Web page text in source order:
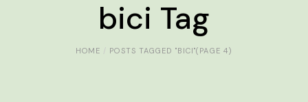
bici Tag
HOME POSTS TAGGED "BICI"(PAGE 4)